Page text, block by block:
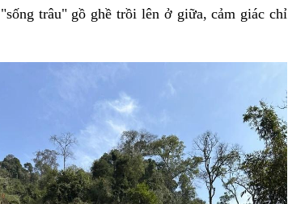
trâu" gồ ghề trồi lên ở giữa, cảm giác chỉ